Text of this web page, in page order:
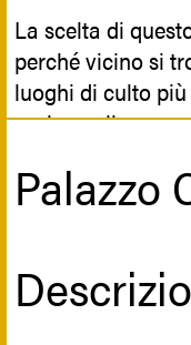
La scelta di
perché vicino si
luoghi di culto
ossia quello
riconducibile al
proto-bizantino,
vollero stabilire
continuità tra il
Palazzo